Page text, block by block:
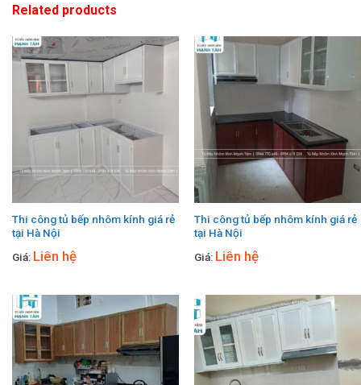
Related products
Thi công tủ bếp nhôm kính giá rẻ
tại Hà Nội
Giá: Liên hệ
Thi công tủ bếp nhôm kính giá rẻ
tại Hà Nội
Giá: Liên hệ